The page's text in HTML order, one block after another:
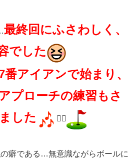
最終回にふさわしく、
でした
アイアンで始まり、
プローチの練習もさ
した
🏌️‍♀️
癖である…無意識ながらボールに